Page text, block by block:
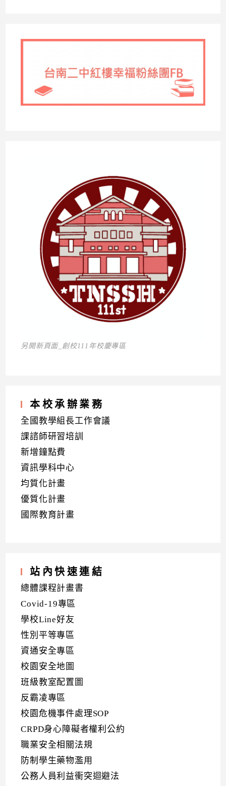
另開新頁面_創校111年校慶專區
本校承辦業務
全國教學組長工作會議
課諮師研習培訓
新增鐘點費
資訊學科中心
均質化計畫
優質化計畫
國際教育計畫
站內快速連結
總體課程計畫書
Covid-19專區
學校Line好友
性別平等專區
資通安全專區
校園安全地圖
班級教室配置圖
反霸凌專區
校園危機事件處理SOP
CRPD身心障礙者權利公約
職業安全相關法規
防制學生藥物濫用
公務人員利益衝突迴避法